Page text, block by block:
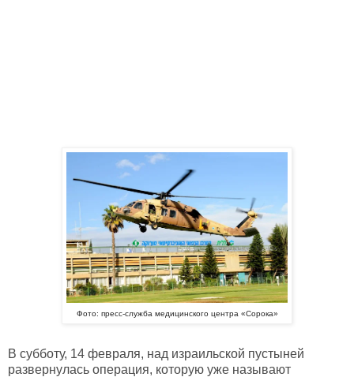
Фото: пресс-служба медицинского центра «Сорока»
В субботу, 14 февраля, над израильской пустыней
развернулась операция, которую уже называют